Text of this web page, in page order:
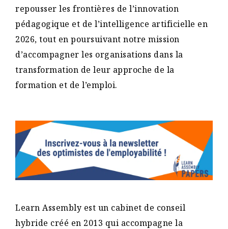
repousser les frontières de l’innovation
pédagogique et de l’intelligence artificielle en
2026, tout en poursuivant notre mission
d’accompagner les organisations dans la
transformation de leur approche de la
formation et de l’emploi.
Learn Assembly est un cabinet de conseil
hybride créé en 2013 qui accompagne la